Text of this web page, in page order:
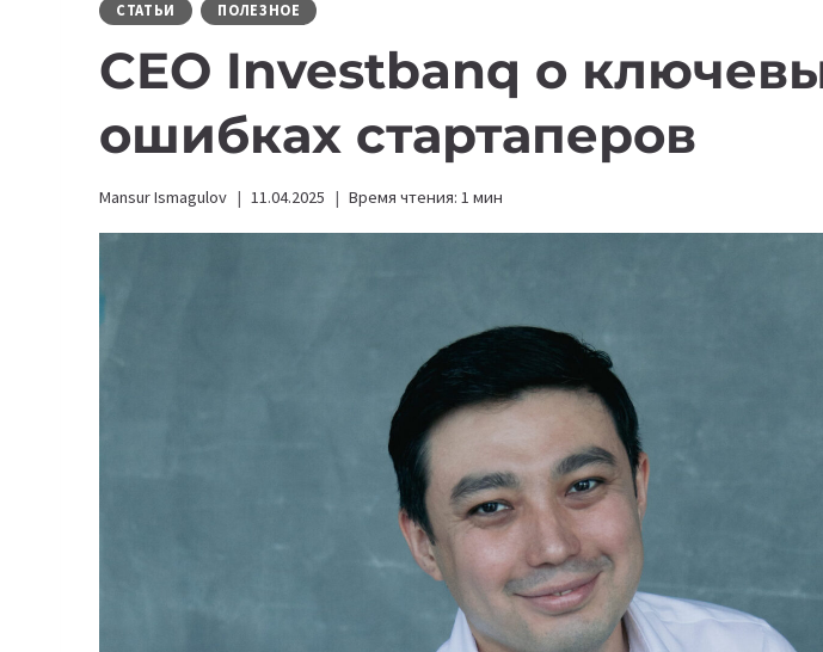
СТАТЬИ ПОЛЕЗНОЕ
CEO Investbanq о
ошибках стартаперов
Mansur Ismagulov 11.04.2025 Время чтения: 1 мин